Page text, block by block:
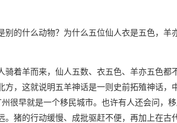
的什么动物？为什么五位仙人衣是五色，羊
着羊而来，仙人五数、衣五色、羊亦五色都
，这就说明五羊神话是一则史前拓殖神话，
很早就是一个移民城市。也许有人还会问，
猪的行动缓慢、成批驱赶不便，再加上在古